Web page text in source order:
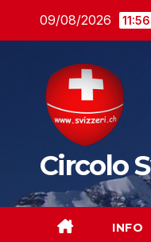
09/08/2026 11:56
Circolo
INFO